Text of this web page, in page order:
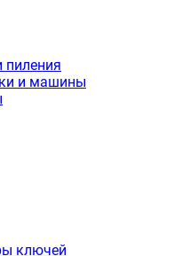
пиления
и машины
ключей